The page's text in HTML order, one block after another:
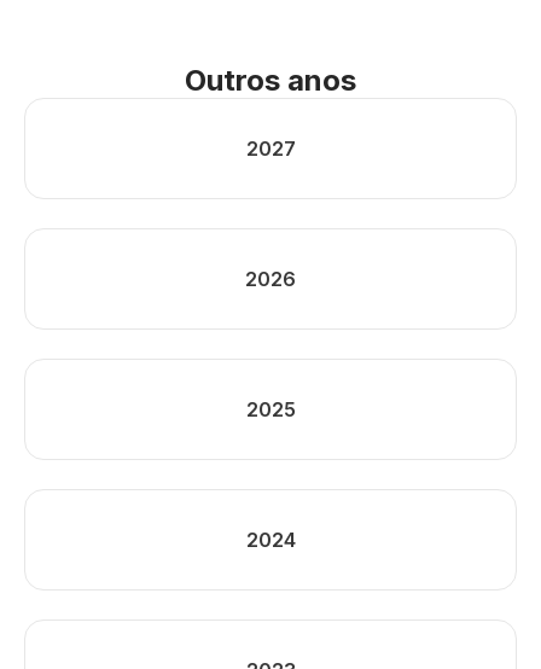
Outros anos
2027
2026
2025
2024